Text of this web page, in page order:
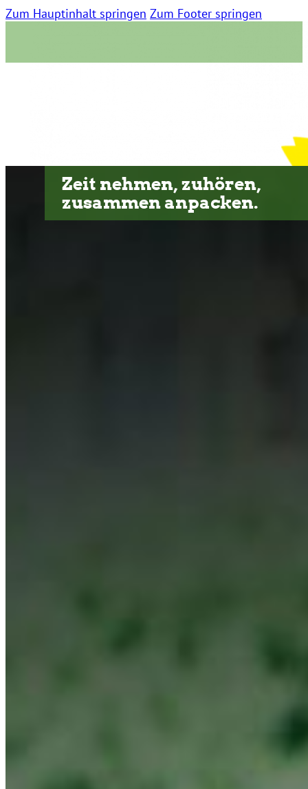
Zum Hauptinhalt springen Zum Footer springen
Zeit nehmen, zuhören,
zusammen anpacken.